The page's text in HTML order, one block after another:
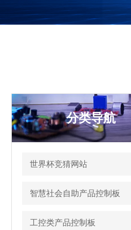
分类导航
世界杯竞猜网站
智慧社会自助产品控制板
工控类产品控制板